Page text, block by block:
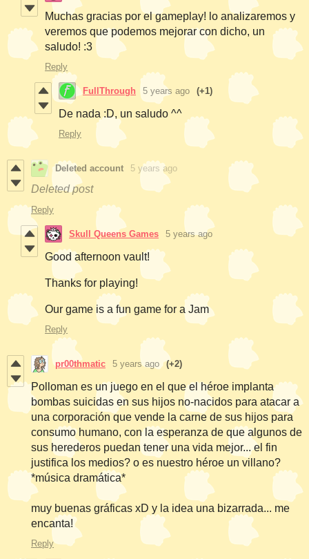
Muchas gracias por el gameplay! lo analizaremos y
veremos que podemos mejorar con dicho, un
saludo! :3
Reply
FullThrough 5 years ago (+1)
De nada :D, un saludo ^^
Reply
Deleted account 5 years ago
Deleted post
Reply
Skull Queens Games 5 years ago
Good afternoon vault!
Thanks for playing!
Our game is a fun game for a Jam
Reply
pr00thmatic 5 years ago (+2)
Polloman es un juego en el que el héroe implanta
bombas suicidas en sus hijos no-nacidos para atacar a
una corporación que vende la carne de sus hijos para
consumo humano, con la esperanza de que algunos de
sus herederos puedan tener una vida mejor... el fin
justifica los medios? o es nuestro héroe un villano?
*música dramática*
muy buenas gráficas xD y la idea una bizarrada... me
encanta!
Reply